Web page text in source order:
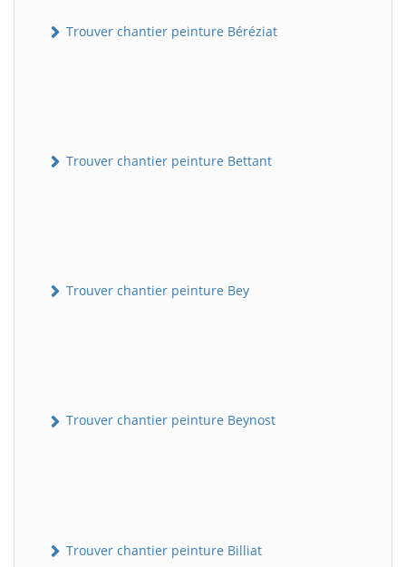
Trouver chantier peinture Béréziat
Trouver chantier peinture Bettant
Trouver chantier peinture Bey
Trouver chantier peinture Beynost
Trouver chantier peinture Billiat